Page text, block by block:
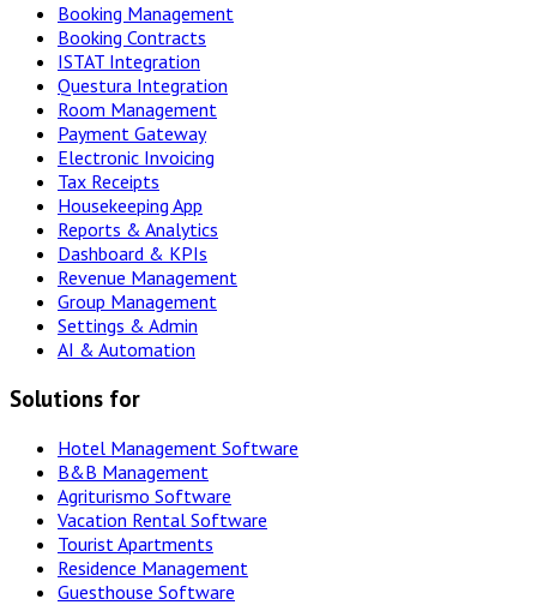
Booking Management
Booking Contracts
ISTAT Integration
Questura Integration
Room Management
Payment Gateway
Electronic Invoicing
Tax Receipts
Housekeeping App
Reports & Analytics
Dashboard & KPIs
Revenue Management
Group Management
Settings & Admin
AI & Automation
Solutions for
Hotel Management Software
B&B Management
Agriturismo Software
Vacation Rental Software
Tourist Apartments
Residence Management
Guesthouse Software